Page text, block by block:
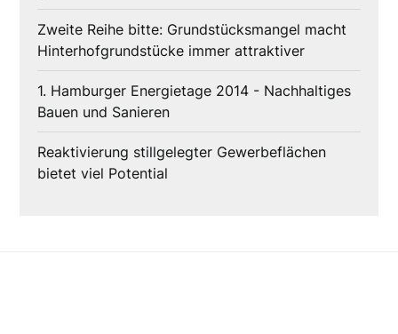
Zweite Reihe bitte: Grundstücksmangel macht
Hinterhofgrundstücke immer attraktiver
1. Hamburger Energietage 2014 - Nachhaltiges
Bauen und Sanieren
Reaktivierung stillgelegter Gewerbeflächen
bietet viel Potential